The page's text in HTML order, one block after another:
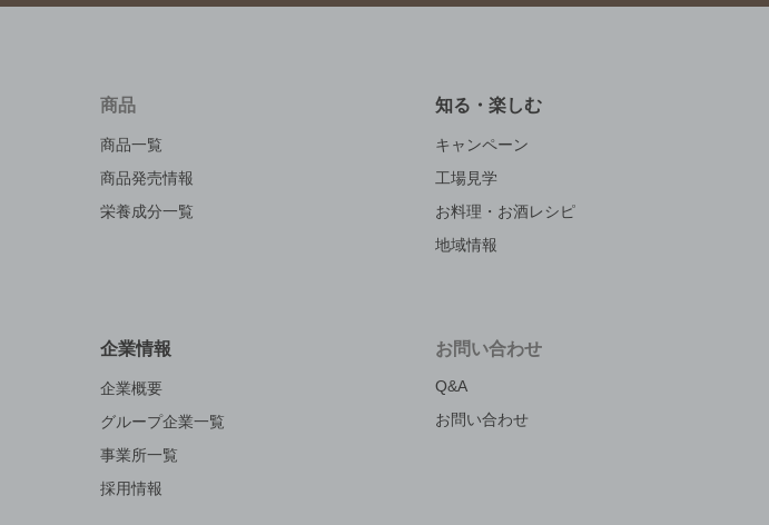
商品
商品一覧
商品発売情報
栄養成分一覧
知る・楽しむ
キャンペーン
工場見学
お料理・お酒レシピ
地域情報
企業情報
企業概要
グループ企業一覧
事業所一覧
採用情報
お問い合わせ
Q&A
お問い合わせ